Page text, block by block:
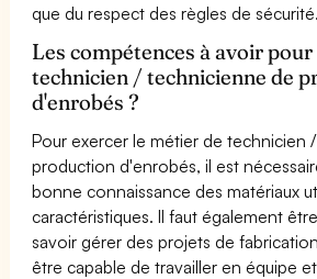
que du respect des règles de sécurité.
Les compétences à avoir
technicien / technicienne de
d'enrobés ?
Pour exercer le métier de technicien
production d'enrobés, il est
bonne connaissance des matériaux
caractéristiques. Il faut également
savoir gérer des projets de
être capable de travailler en équipe